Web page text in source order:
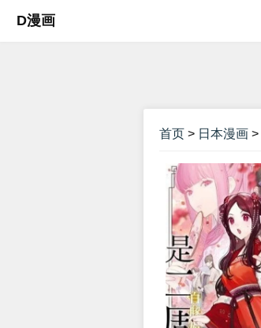
D漫画
首页 > 日本漫画 >